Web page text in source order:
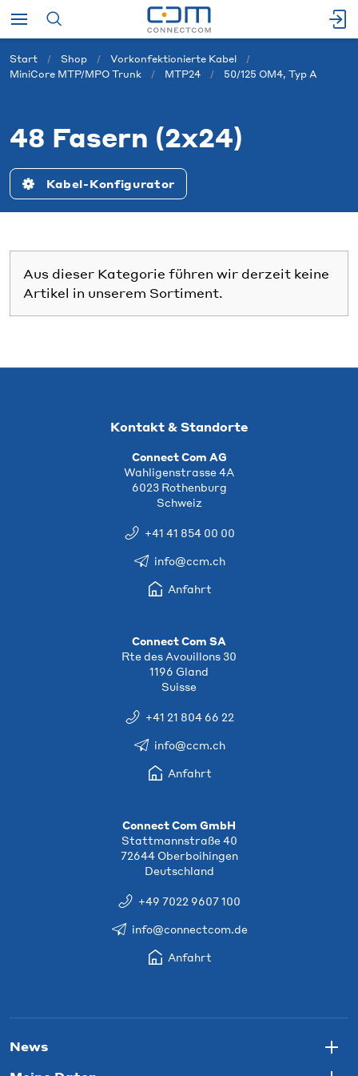
Start Shop
Vorkonfektionierte Kabel
MiniCore MTP/MPO Trunk
MTP24 50/125 OM4, Typ A
48 Fasern (2x24)
Kabel-Konfigurator
Aus dieser Kategorie führen wir derzeit keine
Artikel in unserem Sortiment.
Kontakt & Standorte
Connect Com AG
Wahligenstrasse 4A
6023 Rothenburg
Schweiz
+41 41 854 00 00
info@ccm.ch
Anfahrt
Connect Com SA
Rte des Avouillons 30
1196 Gland
Suisse
+41 21 804 66 22
info@ccm.ch
Anfahrt
Connect Com GmbH
Stattmannstraße 40
72644 Oberboihingen
Deutschland
+49 7022 9607 100
info@connectcom.de
Anfahrt
News